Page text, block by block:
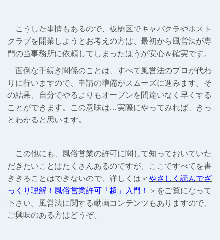
こうした事情もあるので、板橋区でキャバクラやホスト
クラブを開業しようとお考えの方は、最初から風営法が専
門の当事務所に依頼してしまったほうが安心＆確実です。
面倒な手続き関係のことは、すべて風営法のプロが代わ
りに行いますので、申請の準備がスムーズに進みます。そ
の結果、自分でやるよりもオープンを間違いなく早くする
ことができます。この意味は…実際にやってみれば、きっ
とわかると思います。
この他にも、風俗営業の許可に関して知っておいていた
だきたいことはたくさんあるのですが、ここですべてを書
ききることはできないので、詳しくは＜ やさしく読んでざ
っくり理解！風俗営業許可「超」入門！
＞をご覧になって
下さい。風営法に関する動画コンテンツもありますので、
ご興味のある方はどうぞ。